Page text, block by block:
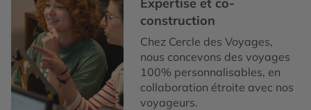
construction
Chez Cercle des Voyages,
nous concevons des voyages
100% personnalisables, en
collaboration étroite avec nos
voyageurs.